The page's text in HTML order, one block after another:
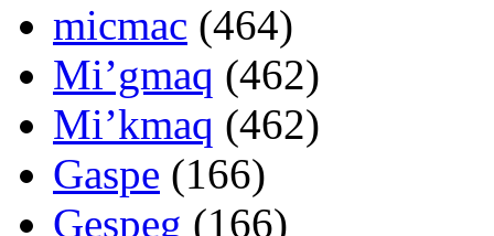
micmac (464)
Mi’gmaq (462)
Mi’kmaq (462)
Gaspe (166)
Gespeg (166)